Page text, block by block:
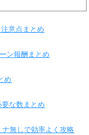
意点まとめ
ン報酬まとめ
め
な数まとめ
無しで効率よく攻略